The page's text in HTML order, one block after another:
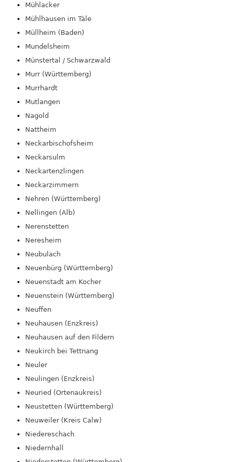
Mühlacker
Mühlhausen im Täle
Müllheim (Baden)
Mundelsheim
Münstertal / Schwarzwald
Murr (Württemberg)
Murrhardt
Mutlangen
Nagold
Nattheim
Neckarbischofsheim
Neckarsulm
Neckartenzlingen
Neckarzimmern
Nehren (Württemberg)
Nellingen (Alb)
Nerenstetten
Neresheim
Neubulach
Neuenbürg (Württemberg)
Neuenstadt am Kocher
Neuenstein (Württemberg)
Neuffen
Neuhausen (Enzkreis)
Neuhausen auf den Fildern
Neukirch bei Tettnang
Neuler
Neulingen (Enzkreis)
Neuried (Ortenaukreis)
Neustetten (Württemberg)
Neuweiler (Kreis Calw)
Niedereschach
Niedernhall